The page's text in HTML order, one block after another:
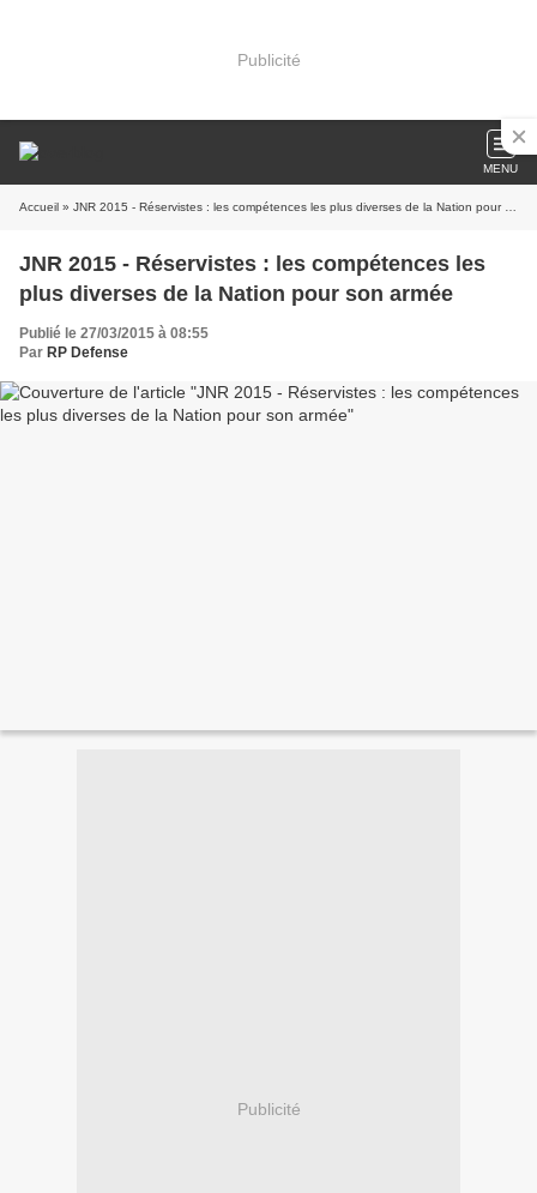
Publicité
MENU
Accueil » JNR 2015 - Réservistes : les compétences les plus diverses de la Nation pour son armée
JNR 2015 - Réservistes : les compétences les
plus diverses de la Nation pour son armée
Publié le 27/03/2015 à 08:55
Par RP Defense
Publicité